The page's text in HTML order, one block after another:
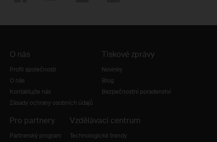
O nás
Profil společnosti
O nás
Kontaktujte nás
Zásady ochrany osobních údajů
Tiskové zprávy
Novinky
Blog
Bezpečnostní poradenství
Pro partnery
Partnerský program
Vzdělávací centrum
Technologické trendy